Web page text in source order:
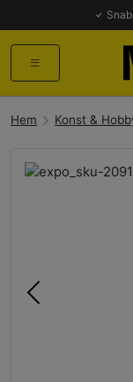
Hem Konst &
Föregående